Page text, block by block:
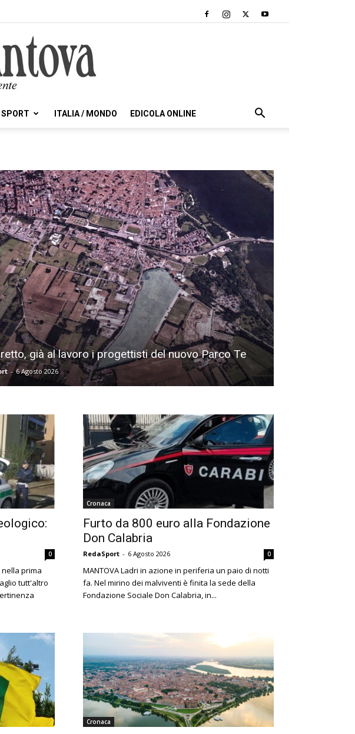
SPORT ITALIA / MONDO EDICOLA ONLINE
già al lavoro i progettisti del nuovo Parco Te
- 6 Agosto 2026
0
nella prima
tutt'altro
Cronaca
Furto da 800 euro alla Fondazione
Don Calabria
RedaSport - 6 Agosto 2026 0
MANTOVA Ladri in azione in periferia un paio di notti
fa. Nel mirino dei malviventi è finita la sede della
Fondazione Sociale Don Calabria, in...
Cronaca